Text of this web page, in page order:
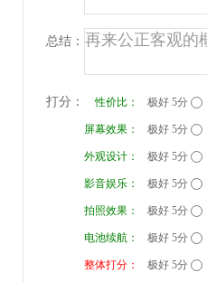
总结：
打分： 性价比： 极好 5分
屏幕效果： 极好 5分
外观设计： 极好 5分
影音娱乐： 极好 5分
拍照效果： 极好 5分
电池续航： 极好 5分
整体打分： 极好 5分